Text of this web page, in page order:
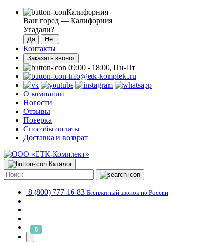
Калифорния
Ваш город — Калифорния
Угадали?
Контакты
Заказать звонок
09:00 - 18:00, Пн-Пт
info@etk-komplekt.ru
О компании
Новости
Отзывы
Поверка
Способы оплаты
Доставка и возврат
Каталог
8 (800) 777-16-83 Бесплатный звонок по России
0